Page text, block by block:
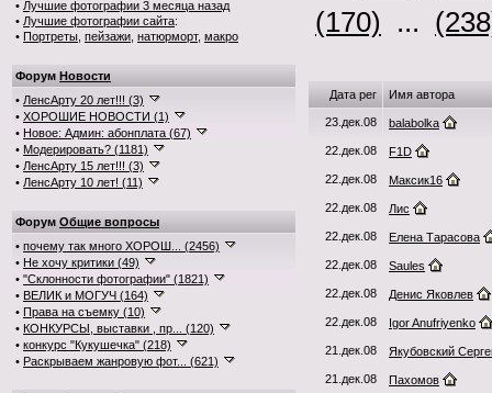
• Лучшие фотографии 3 месяца назад
• Лучшие фотографии сайта:
• Портреты пейзажи натюрморт, макро
Форум Новости
• ЛенсАрту 20 лет!!! (3)
• ХОРОШИЕ НОВОСТИ (1)
• Новое: Админ: абонплата (67)
• Модерировать? (1181)
• ЛенсАрту 15 лет!!! (3)
• ЛенсАрту 10 лет! (11)
Форум Общие вопросы
• почему так много ХОРОШ... (2456)
• Не хочу критики (49)
• "Склонности фотографии" (1821)
• ВЕЛИК и МОГУЧ (164)
• Права на съемку (10)
• КОНКУРСЫ, выставки , пр... (120)
• конкурс "Кукушечка" (218)
• Раскрываем жанровую фот... (621)
(170) ...
Дата рег Имя автора
23.дек.08 balabolka
22.дек.08 F1D
22.дек.08 Максик16
22.дек.08 Лис
22.дек.08 Елена Тарасова
22.дек.08 Saules
22.дек.08 Денис Яковлев
22.дек.08 Igor Anufriyenko
21.дек.08 Якубовский
21.дек.08 Пахомов